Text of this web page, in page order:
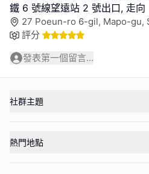
鐵 6 號線望遠站 2 號出口, 走向
27 Poeun-ro 6-gil, Mapo-gu,
評分
發表第一個留言...
社群主題
熱門地點